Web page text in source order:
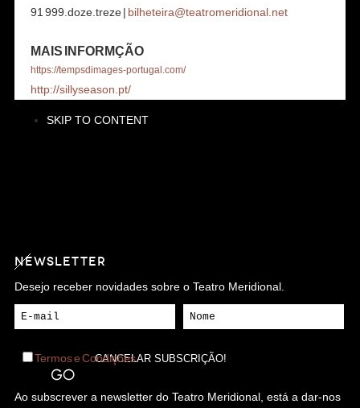
91 999.doze.treze | bilheteira@teatromeridional.net
MAIS INFORMÇÃO
https://tempsdimages-portugal.com/
http://sillyseason.pt/
SKIP TO CONTENT
NEWSLETTER
Desejo receber novidades sobre o Teatro Meridional.
Termos e Condições
Ao subscrever a newsletter do Teatro Meridional, está a dar-nos